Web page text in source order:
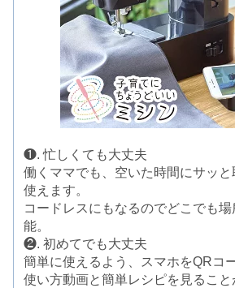
❶. 忙しくても大丈夫
働くママでも、空いた時間にサッ
使えます。
コードレスにもなるのでどこでも
能。
❷. 初めてでも大丈夫
簡単に使えるよう、スマホをQRコ
使い方動画と簡単レシピを見ること